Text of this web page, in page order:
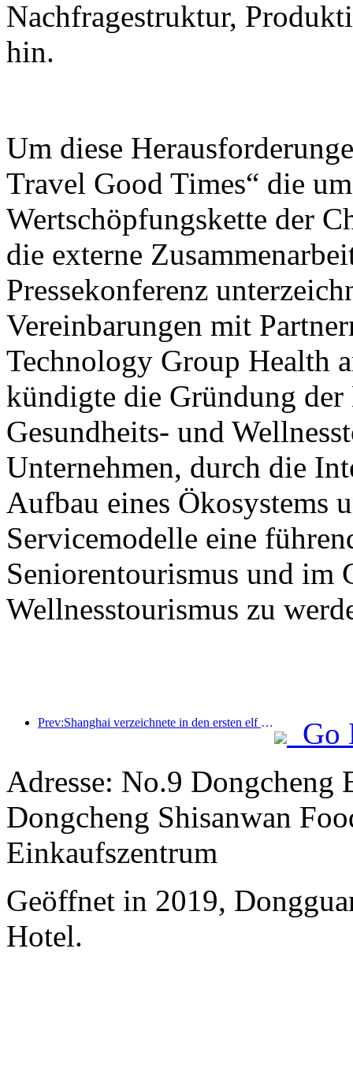
Nachfragestruktur,
hin.
Um diese
Travel Good Times“ die
Wertschöpfungskette der
die externe
Pressekonferenz
Vereinbarungen mit
Technology Group Health
kündigte die Gründung
Gesundheits- und
Unternehmen, durch die
Aufbau eines
Servicemodelle eine
Seniorentourismus und im
Wellnesstourismus zu
Prev:Shanghai verzeichnete in den ersten elf Monaten des Jahres 8,282 Millionen ankommende Touristen und übertraf damit die anfänglichen Erwartungen.
Go
Adresse: No.9 Dongcheng
Dongcheng Shisanwan
Einkaufszentrum
Geöffnet in 2019,
Hotel.